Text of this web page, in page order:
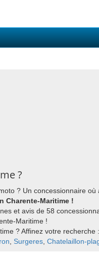
?
? Un concessionnaire
Charente-Maritime !
et avis de 58
Maritime !
? Affinez votre recherche :
Surgeres Chatelaillon-